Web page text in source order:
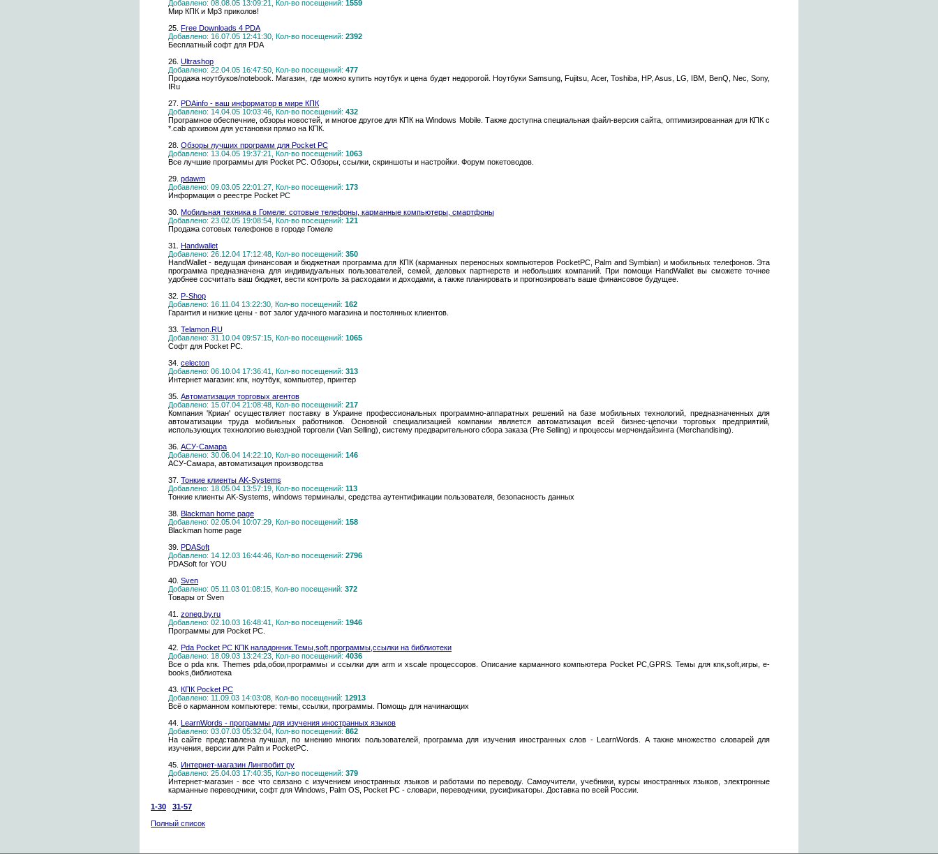
Добавлено: 08.08.05 13:09:21, Кол-во посещений: 1559
Мир КПК и Mp3 приколов!
25. Free Downloads 4 PDA
Добавлено: 16.07.05 12:41:30, Кол-во посещений: 2392
Бесплатный софт для PDA
26. Ultrashop
Добавлено: 22.04.05 16:47:50, Кол-во посещений: 477
Продажа ноутбуков/notebook. Магазин, где можно купить ноутбук и цена будет недорогой. Ноутбуки Samsung, Fujitsu, Acer, Toshiba, HP, Asus, LG, IBM, BenQ, Nec, Sony,
IRu
27. PDAinfo - ваш информатор в мире КПК
Добавлено: 14.04.05 10:03:46, Кол-во посещений: 432
Програмное обеспечние, обзоры новостей, и многое другое для КПК на Windows Mobile. Также доступна специальная файл-версия сайта, оптимизированная для КПК с
*.cab архивом для установки прямо на КПК.
28. Обзоры лучших программ для Pocket PC
Добавлено: 13.04.05 19:37:21, Кол-во посещений: 1063
Все лучшие программы для Pocket PC. Обзоры, ссылки, скриншоты и настройки. Форум покетоводов.
29. pdawm
Добавлено: 09.03.05 22:01:27, Кол-во посещений: 173
Информация о реестре Pocket PC
30. Мобильная техника в Гомеле: сотовые телефоны, карманные компьютеры, смартфоны
Добавлено: 23.02.05 19:08:54, Кол-во посещений: 121
Продажа сотовых телефонов в городе Гомеле
31. Handwallet
Добавлено: 26.12.04 17:12:48, Кол-во посещений: 350
HandWallet - ведущая финансовая и бюджетная программа для КПК (карманных переносных компьютеров PocketPC, Palm and Symbian) и мобильных телефонов. Эта
программа предназначена для индивидуальных пользователей, семей, деловых партнерств и небольших компаний. При помощи HandWallet вы сможете точнее
удобнее сосчитать ваш бюджет, вести контроль за расходами и доходами, а также планировать и прогнозировать ваше финансовое будущее.
32. P-Shop
Добавлено: 16.11.04 13:22:30, Кол-во посещений: 162
Гарантия и низкие цены - вот залог удачного магазина и постоянных клиентов.
33. Telamon.RU
Добавлено: 31.10.04 09:57:15, Кол-во посещений: 1065
Софт для Pocket PC.
34. celecton
Добавлено: 06.10.04 17:36:41, Кол-во посещений: 313
Интернет магазин: кпк, ноутбук, компьютер, принтер
35. Автоматизация торговых агентов
Добавлено: 15.07.04 21:08:48, Кол-во посещений: 217
Компания 'Криан' осуществляет поставку в Украине профессиональных программно-аппаратных решений на базе мобильных технологий, предназначенных для
автоматизации труда мобильных работников. Основной специализацией компании является автоматизация всей бизнес-цепочки торговых предприятий,
использующих технологию выездной торговли (Van Selling), систему предварительного сбора заказа (Pre Selling) и процессы мерчендайзинга (Merchandising).
36. АСУ-Самара
Добавлено: 30.06.04 14:22:10, Кол-во посещений: 146
АСУ-Самара, автоматизация производства
37. Тонкие клиенты AK-Systems
Добавлено: 18.05.04 13:57:19, Кол-во посещений: 113
Тонкие клиенты AK-Systems, windows терминалы, средства аутентификации пользователя, безопасность данных
38. Blackman home page
Добавлено: 02.05.04 10:07:29, Кол-во посещений: 158
Blackman home page
39. PDASoft
Добавлено: 14.12.03 16:44:46, Кол-во посещений: 2796
PDASoft for YOU
40. Sven
Добавлено: 05.11.03 01:08:15, Кол-во посещений: 372
Товары от Sven
41. zoneg.by.ru
Добавлено: 02.10.03 16:48:41, Кол-во посещений: 1946
Программы для Pocket PC.
42. Pda Pocket PC КПК наладонник.Темы,soft,программы,ссылки на библиотеки
Добавлено: 18.09.03 13:24:23, Кол-во посещений: 4036
Все о pda кпк. Themes pda,обои,программы и ссылки для arm и xscale процессоров. Описание карманного компьютера Pocket PC,GPRS. Темы для кпк,soft,игры, e-
books,библиотека
43. КПК Pocket PC
Добавлено: 11.09.03 14:03:08, Кол-во посещений: 12913
Всё о карманном компьютере: темы, ссылки, программы. Помощь для начинающих
44. LearnWords - программы для изучения иностранных языков
Добавлено: 03.07.03 05:32:04, Кол-во посещений: 862
На сайте представлена лучшая, по мнению многих пользователей, программа для изучения иностранных слов - LearnWords. А также множество словарей для
изучения, версии для Palm и PocketPC.
45. Интернет-магазин Лингвобит ру
Добавлено: 25.04.03 17:40:35, Кол-во посещений: 379
Интернет-магазин - все что связано с изучением иностранных языков и работами по переводу. Самоучители, учебники, курсы иностранных языков, электронные
карманные переводчики, софт для Windows, Palm OS, Pocket PC - словари, переводчики, русификаторы. Доставка по всей России.
1-30
31-57
Полный список